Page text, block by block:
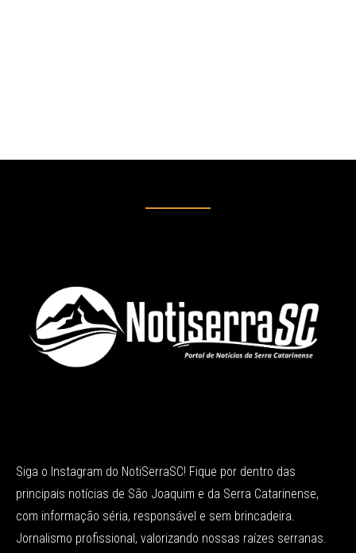
Siga o Instagram do NotiSerraSC! Fique por dentro das
principais notícias de São Joaquim e da Serra Catarinense,
com informação séria, responsável e sem brincadeira.
Jornalismo profissional, valorizando nossas raízes serranas.